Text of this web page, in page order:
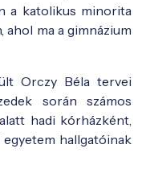
a katolikus minorita
ma a gimnázium
Orczy Béla tervei
során számos
hadi kórházként,
hallgatóinak